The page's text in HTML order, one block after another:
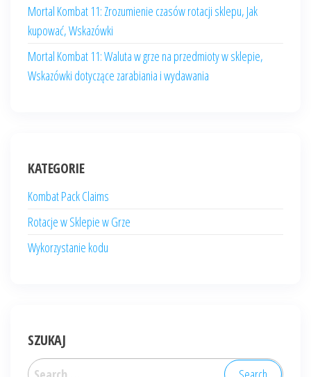
Mortal Kombat 11: Zrozumienie czasów rotacji sklepu, Jak
kupować, Wskazówki
Mortal Kombat 11: Waluta w grze na przedmioty w sklepie,
Wskazówki dotyczące zarabiania i wydawania
KATEGORIE
Kombat Pack Claims
Rotacje w Sklepie w Grze
Wykorzystanie kodu
SZUKAJ
Search